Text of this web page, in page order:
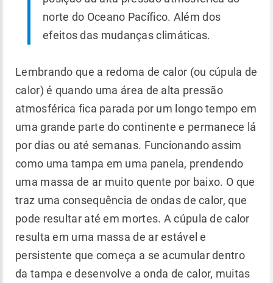
norte do Oceano Pacífico. Além dos
efeitos das mudanças climáticas.
Lembrando que a redoma de calor (ou cúpula de
calor) é quando uma área de alta pressão
atmosférica fica parada por um longo tempo em
uma grande parte do continente e permanece lá
por dias ou até semanas. Funcionando assim
como uma tampa em uma panela, prendendo
uma massa de ar muito quente por baixo. O que
traz uma consequência de ondas de calor, que
pode resultar até em mortes. A cúpula de calor
resulta em uma massa de ar estável e
persistente que começa a se acumular dentro
da tampa e desenvolve a onda de calor, muitas